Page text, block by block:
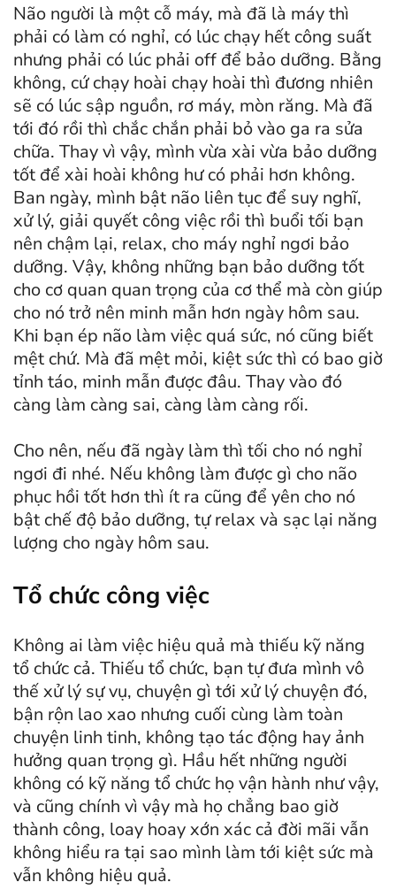
Não người là một cỗ máy, mà đã là máy thì
phải có làm có nghỉ, có lúc chạy hết công suất
nhưng phải có lúc phải off để bảo dưỡng. Bằng
không, cứ chạy hoài chạy hoài thì đương nhiên
sẽ có lúc sập nguồn, rơ máy, mòn răng. Mà đã
tới đó rồi thì chắc chắn phải bỏ vào ga ra sửa
chữa. Thay vì vậy, mình vừa xài vừa bảo dưỡng
tốt để xài hoài không hư có phải hơn không.
Ban ngày, mình bật não liên tục để suy nghĩ,
xử lý, giải quyết công việc rồi thì buổi tối bạn
nên chậm lại, relax, cho máy nghỉ ngơi bảo
dưỡng. Vậy, không những bạn bảo dưỡng tốt
cho cơ quan quan trọng của cơ thể mà còn giúp
cho nó trở nên minh mẫn hơn ngày hôm sau.
Khi bạn ép não làm việc quá sức, nó cũng biết
mệt chứ. Mà đã mệt mỏi, kiệt sức thì có bao giờ
tỉnh táo, minh mẫn được đâu. Thay vào đó
càng làm càng sai, càng làm càng rối.
Cho nên, nếu đã ngày làm thì tối cho nó nghỉ
ngơi đi nhé. Nếu không làm được gì cho não
phục hồi tốt hơn thì ít ra cũng để yên cho nó
bật chế độ bảo dưỡng, tự relax và sạc lại năng
lượng cho ngày hôm sau.
Tổ chức công việc
Không ai làm việc hiệu quả mà thiếu kỹ năng
tổ chức cả. Thiếu tổ chức, bạn tự đưa mình vô
thế xử lý sự vụ, chuyện gì tới xử lý chuyện đó,
bận rộn lao xao nhưng cuối cùng làm toàn
chuyện linh tinh, không tạo tác động hay ảnh
hưởng quan trọng gì. Hầu hết những người
không có kỹ năng tổ chức họ vận hành như vậy,
và cũng chính vì vậy mà họ chẳng bao giờ
thành công, loay hoay xớn xác cả đời mãi vẫn
không hiểu ra tại sao mình làm tới kiệt sức mà
vẫn không hiệu quả.